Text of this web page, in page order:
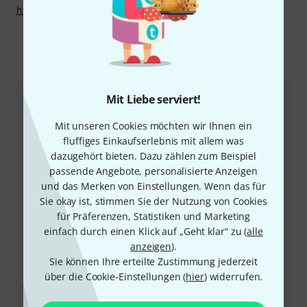
Mit Liebe serviert!
Mit unseren Cookies möchten wir Ihnen ein
fluffiges Einkaufserlebnis mit allem was
dazugehört bieten. Dazu zählen zum Beispiel
passende Angebote, personalisierte Anzeigen
und das Merken von Einstellungen. Wenn das für
Sie okay ist, stimmen Sie der Nutzung von Cookies
für Präferenzen, Statistiken und Marketing
einfach durch einen Klick auf „Geht klar“ zu (alle
anzeigen).
Sie können Ihre erteilte Zustimmung jederzeit
über die Cookie-Einstellungen (hier) widerrufen.
http://www.tesa.com
So erreichen Sie uns
Kundenservice
+43-13850157
Unser Thomann Team Kundenservice steht Ihnen bei
allen Fragen und Problemen nach dem Kauf zur Seite.